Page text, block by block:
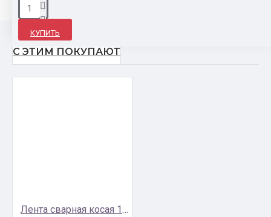
КУПИТЬ
С ЭТИМ ПОКУПАЮТ